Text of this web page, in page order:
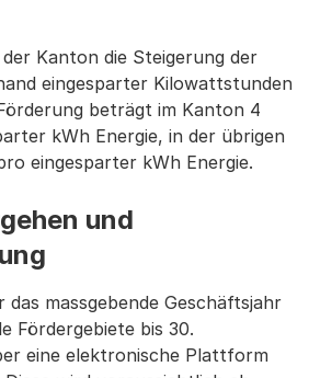
Kanton die Steigerung der
eingesparter Kilowattstunden
beträgt im Kanton 4
kWh Energie, in der übrigen
eingesparter kWh Energie.
und
massgebende Geschäftsjahr
Fördergebiete bis 30.
eine elektronische Plattform